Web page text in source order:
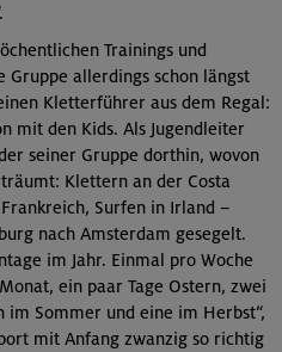
Trainings und
Gruppe allerdings schon längst
Kletterführer aus dem Regal:
mit den Kids. Als Jugendleiter
seiner Gruppe dorthin, wovon
Klettern an der Costa
Surfen in Irland –
nach Amsterdam gesegelt.
im Jahr. Einmal pro Woche
ein paar Tage Ostern, zwei
im Sommer und eine im Herbst“,
mit Anfang zwanzig so richtig